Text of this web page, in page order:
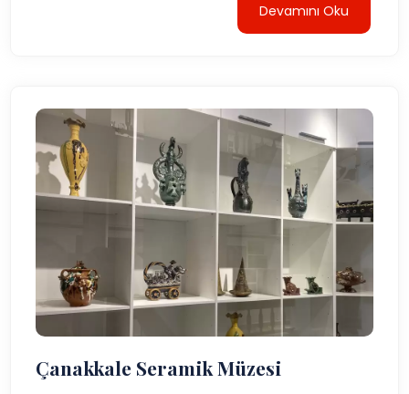
Devamını Oku
Çanakkale Seramik Müzesi